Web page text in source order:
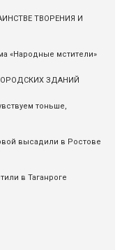
ТВОРЕНИЯ И
«Народные мстители»
ЗДАНИЙ
тоньше,
высадили в Ростове
в Таганроге